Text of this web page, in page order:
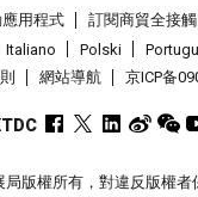
用程式 訂閱商貿全接
Italiano Polski
網站導航 京ICP备
版權所有，對違反版權者